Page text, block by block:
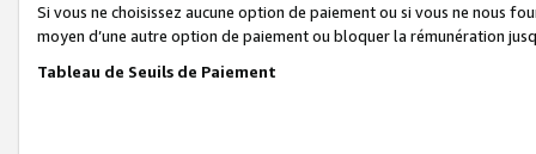
Si vous ne choisissez aucune option de paiement ou si vous ne nous
moyen d’une autre option de paiement ou bloquer la rémunération
Tableau de Seuils de Paiement